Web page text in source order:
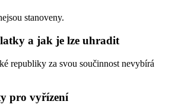
stanoveny.
a jak je lze uhradit
republiky za svou součinnost nevybírá
pro vyřízení